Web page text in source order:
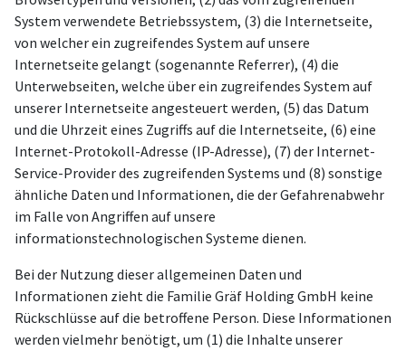
System verwendete Betriebssystem, (3) die Internetseite,
von welcher ein zugreifendes System auf unsere
Internetseite gelangt (sogenannte Referrer), (4) die
Unterwebseiten, welche über ein zugreifendes System auf
unserer Internetseite angesteuert werden, (5) das Datum
und die Uhrzeit eines Zugriffs auf die Internetseite, (6) eine
Internet-Protokoll-Adresse (IP-Adresse), (7) der Internet-
Service-Provider des zugreifenden Systems und (8) sonstige
ähnliche Daten und Informationen, die der Gefahrenabwehr
im Falle von Angriffen auf unsere
informationstechnologischen Systeme dienen.
Bei der Nutzung dieser allgemeinen Daten und
Informationen zieht die Familie Gräf Holding GmbH keine
Rückschlüsse auf die betroffene Person. Diese Informationen
werden vielmehr benötigt, um (1) die Inhalte unserer